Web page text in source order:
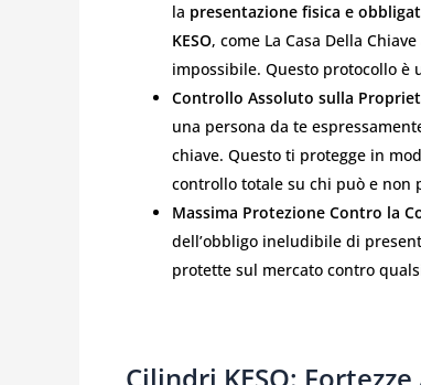
la presentazione fisica e
KESO, come La Casa Della
impossibile. Questo protocollo è
Controllo Assoluto sulla
una persona da te
chiave. Questo ti protegge in
controllo totale su chi può e non
Massima Protezione Contro la
dell’obbligo ineludibile di
protette sul mercato contro